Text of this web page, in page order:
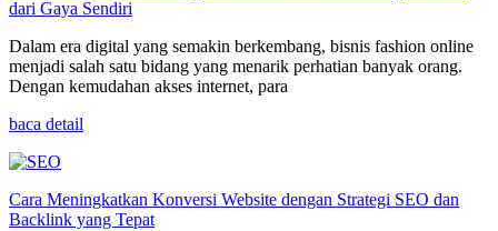
dari Gaya Sendiri
Dalam era digital yang semakin berkembang, bisnis fashion online
menjadi salah satu bidang yang menarik perhatian banyak orang.
Dengan kemudahan akses internet, para
baca detail
Cara Meningkatkan Konversi Website dengan Strategi SEO dan
Backlink yang Tepat